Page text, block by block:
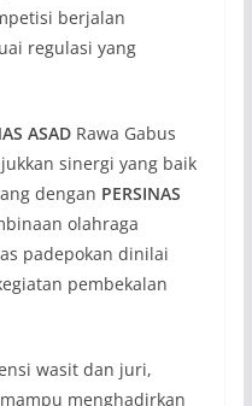
berjalan
regulasi yang
ASADRawa Gabus
sinergi yang baik
dengan PERSINAS
olahraga
padepokan dinilai
pembekalan
wasit dan juri,
menghadirkan